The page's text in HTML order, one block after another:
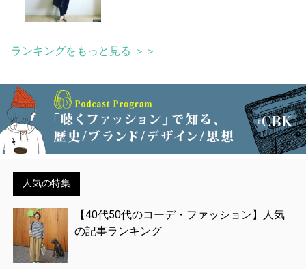
ランキングをもっと見る ＞＞
人気の特集
【40代50代のコーデ・ファッション】人気
の記事ランキング